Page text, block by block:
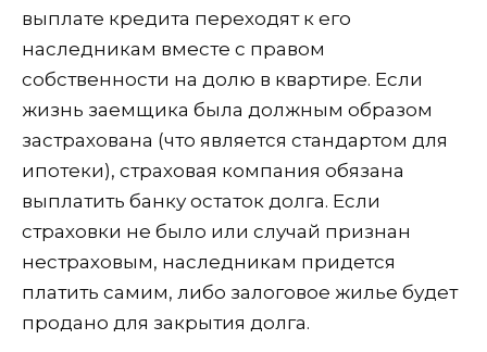
выплате кредита переходят к его
наследникам вместе с правом
собственности на долю в квартире. Если
жизнь заемщика была должным образом
застрахована (что является стандартом для
ипотеки), страховая компания обязана
выплатить банку остаток долга. Если
страховки не было или случай признан
нестраховым, наследникам придется
платить самим, либо залоговое жилье будет
продано для закрытия долга.